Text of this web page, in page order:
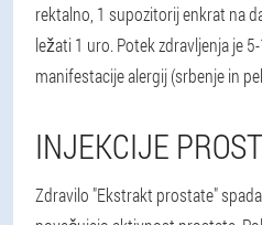
rektalno, 1 supozitorij enkrat na
ležati 1 uro. Potek zdravljenja je
manifestacije alergij (srbenje in
INJEKCIJE
Zdravilo "Ekstrakt prostate"